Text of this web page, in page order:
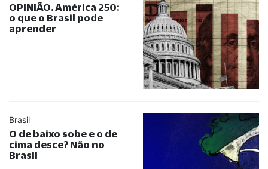
OPINIÃO. América 250:
o que o Brasil pode
aprender
Brasil
O de baixo sobe e o de
cima desce? Não no
Brasil